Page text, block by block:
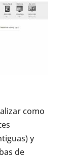
como
y
de